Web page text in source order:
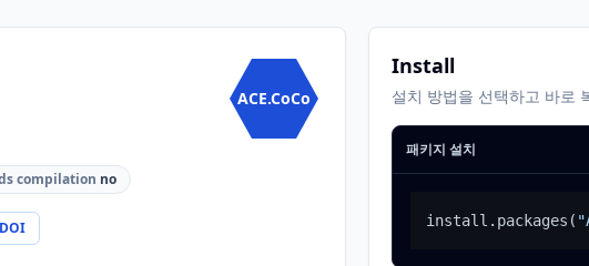
ACE.CoCo
compilation no
DOI
Install
설치 방법을 선택하고 바로
패키지 설치
install.packages (